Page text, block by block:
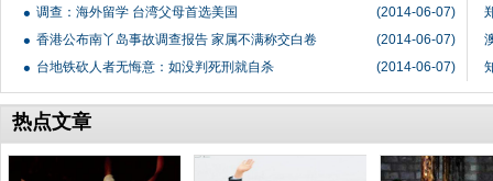
(2014-06-07)
调查：海外留学 台湾父母首选美国
(2014-06-07)
香港公布南丫岛事故调查报告 家属不满称交白卷
(2014-06-07)
台地铁砍人者无悔意：如没判死刑就自杀
热点文章